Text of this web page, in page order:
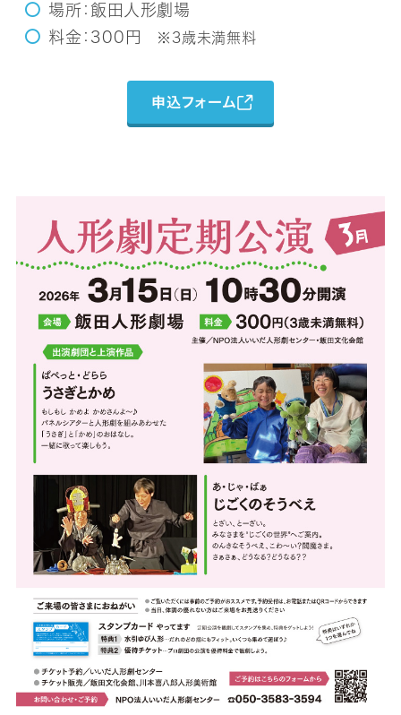
場所：飯田人形劇場
料金：300円
※3歳未満無料
申込フォーム